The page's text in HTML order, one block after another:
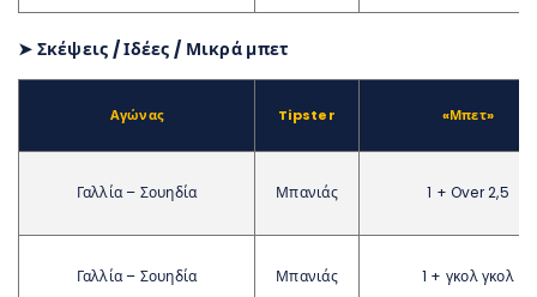
➤ Σκέψεις / Ιδέες / Μικρά μπετ
Αγώνας Tipster «Μπετ»
Γαλλία – Σουηδία Μπανιάς 1 + Over 2,5
Γαλλία – Σουηδία Μπανιάς 1 + γκολ γκολ